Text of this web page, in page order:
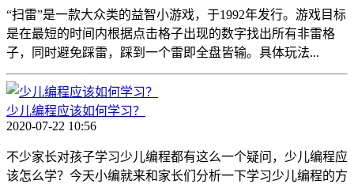
“扫雷”是一款大众类的益智小游戏，于1992年发行。游戏目标
是在最短的时间内根据点击格子出现的数字找出所有非雷格
子，同时避免踩雷，踩到一个雷即全盘皆输。具体玩法...
少儿编程应该如何学习？
2020-07-22 10:56
不少家长对孩子学习少儿编程都有这么一个疑问，少儿编程应
该怎么学？今天小编就来和家长们分析一下学习少儿编程的方